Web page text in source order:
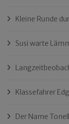
Kleine Runde
Susi warte
Klassefahrer
Der Name